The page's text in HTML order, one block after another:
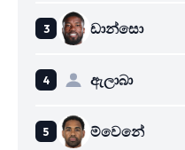
ඩාන්සො
ඇලාබා
ම්වෙනේ